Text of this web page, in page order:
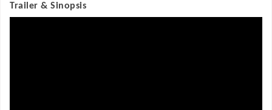
Trailer & Sinopsis